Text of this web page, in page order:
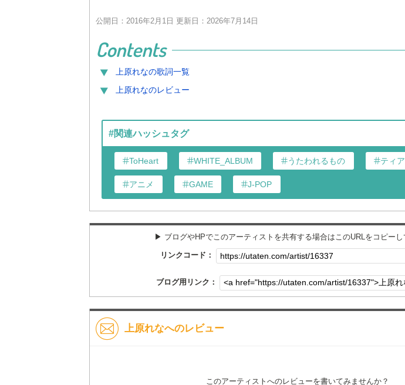
公開日：2016年2月1日 更新日：2026年7月14日
Contents
上原れなの歌詞一覧
上原れなのレビュー
#関連ハッシュタグ
ToHeart WHITE_ALBUM うたわれるもの ティ
アニメ GAME J-POP
▶︎ ブログやHPでこのアーティストを共有する場合はこのURLをコピーし
リンクコード：
ブログ用リンク：
上原れなへのレビュー
このアーティストへのレビューを書いてみませんか？